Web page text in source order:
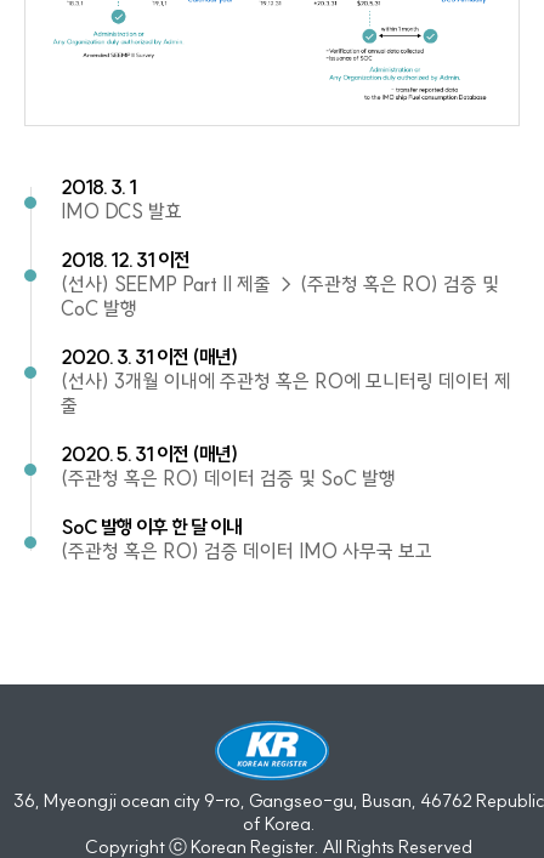
2018. 3. 1
IMO DCS 발효
2018. 12. 31 이전
(선사) SEEMP Part II 제출 → (주관청 혹은 RO) 검증 및
CoC 발행
2020. 3. 31 이전 (매년)
(선사) 3개월 이내에 주관청 혹은 RO에 모니터링 데이터 제
출
2020. 5. 31 이전 (매년)
(주관청 혹은 RO) 데이터 검증 및 SoC 발행
SoC 발행 이후 한 달 이내
(주관청 혹은 RO) 검증 데이터 IMO 사무국 보고
36, Myeongji ocean city 9-ro, Gangseo-gu, Busan, 46762 Republic
of Korea.
Copyright ⓒ Korean Register. All Rights Reserved